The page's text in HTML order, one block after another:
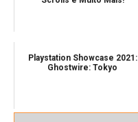
Playstation Showcase 2021:
Ghostwire: Tokyo